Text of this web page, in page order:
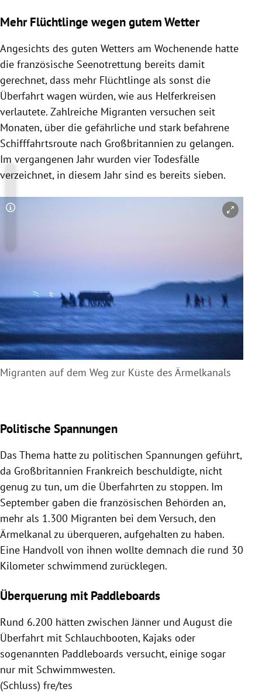
Mehr Flüchtlinge wegen gutem Wetter
Angesichts des guten Wetters am Wochenende hatte
die französische Seenotrettung bereits damit
gerechnet, dass mehr Flüchtlinge als sonst die
Überfahrt wagen würden, wie aus Helferkreisen
verlautete. Zahlreiche Migranten versuchen seit
Monaten, über die gefährliche und stark befahrene
Schifffahrtsroute nach Großbritannien zu gelangen.
Im vergangenen Jahr wurden vier Todesfälle
verzeichnet, in diesem Jahr sind es bereits sieben.
Copyright-Hinweis öffnen/schließen
Migranten auf dem Weg zur Küste des Ärmelkanals
Politische Spannungen
Das Thema hatte zu politischen Spannungen geführt,
da Großbritannien Frankreich beschuldigte, nicht
genug zu tun, um die Überfahrten zu stoppen. Im
September gaben die französischen Behörden an,
mehr als 1.300 Migranten bei dem Versuch, den
Ärmelkanal zu überqueren, aufgehalten zu haben.
Eine Handvoll von ihnen wollte demnach die rund 30
Kilometer schwimmend zurücklegen.
Überquerung mit Paddleboards
Rund 6.200 hätten zwischen Jänner und August die
Überfahrt mit Schlauchbooten, Kajaks oder
sogenannten Paddleboards versucht, einige sogar
nur mit Schwimmwesten.
(Schluss) fre/tes